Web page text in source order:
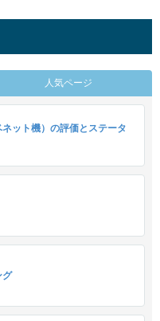
人気ページ
ット機）の評価とステータ
グ